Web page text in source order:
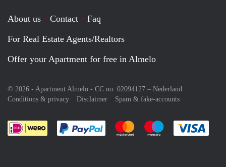
About us Contact
Faq
For Real Estate Agents/Realtors
Offer your Apartment for free in Almelo
© 2026 - Apartment Almelo - CC no. 02094127 – Nederland
Conditions & privacy
Disclaimer Spam & fake-accounts
Pay easily with :payment method
Pay easily with :payment
Pay easily with